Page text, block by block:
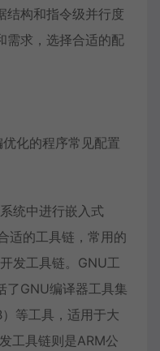
结构和指令级并行度
需求，选择合适的配
化的程序常见配置
统中进行嵌入式
适的工具链，常用的
发工具链。GNU工
了GNU编译器工具集
等工具，适用于大
工具链则是ARM公